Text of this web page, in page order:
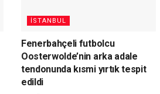
İSTANBUL
Fenerbahçeli futbolcu
Oosterwolde’nin arka adale
tendonunda kısmi yırtık tespit
edildi